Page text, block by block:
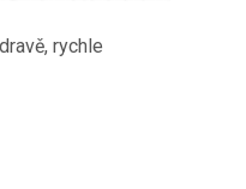
rychle